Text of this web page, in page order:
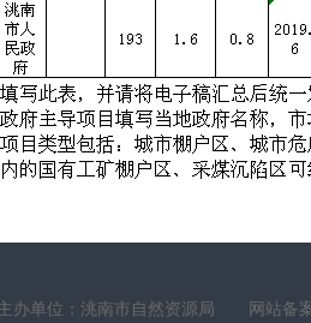
办单位：洮南市自然资源局
网站备